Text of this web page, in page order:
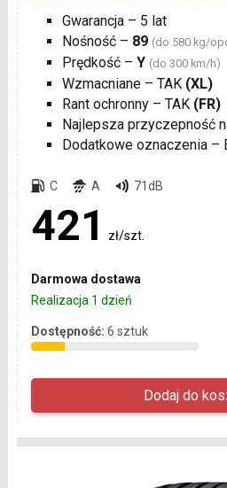
Gwarancja – 5 lat
Nośność – 89 (do 580 kg/
Prędkość – Y (do 300 km/h)
Wzmacniane – TAK (XL)
Rant ochronny – TAK (FR)
Najlepsza przyczepność
Dodatkowe oznaczenia –
C A 71dB
421 zł/szt.
Darmowa dostawa
Realizacja 1 dzień
Dostępność: 6 sztuk